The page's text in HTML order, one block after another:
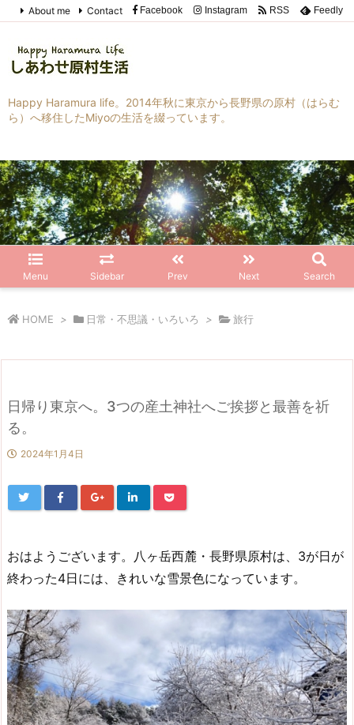
Happy Haramura life。2014年秋に東京から長野県の原村（はらむ
ら）へ移住したMiyoの生活を綴っています。
Menu Sidebar Prev Next Search
About me Contact Facebook Instagram RSS Feedly
HOME > 日常・不思議・いろいろ > 旅行
日帰り東京へ。3つの産土神社へご挨拶と最善を祈
る。
2024年1月4日
おはようございます。八ヶ岳西麓・長野県原村は、3が日が
終わった4日には、きれいな雪景色になっています。